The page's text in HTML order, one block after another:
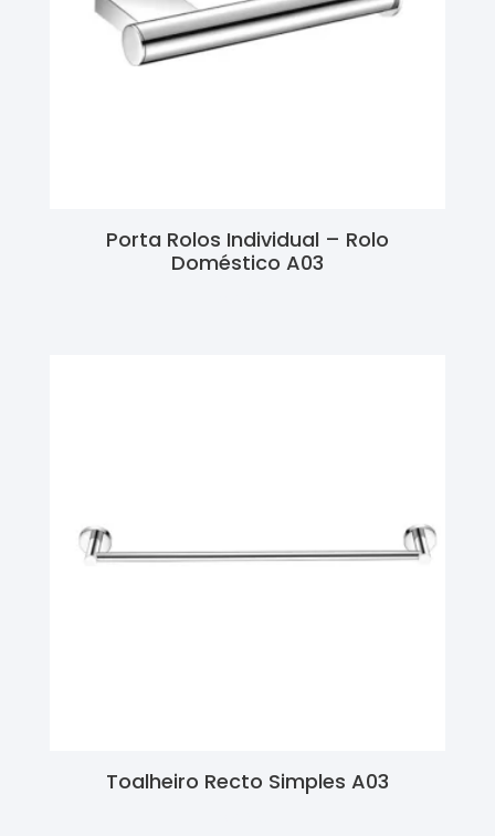
Porta Rolos Individual – Rolo
Doméstico A03
Toalheiro Recto Simples A03